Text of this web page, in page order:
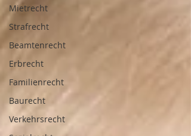
Mietrecht
Strafrecht
Beamtenrecht
Erbrecht
Familienrecht
Baurecht
Verkehrsrecht